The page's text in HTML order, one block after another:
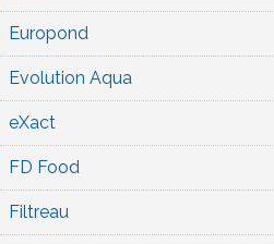
Europond
Evolution Aqua
eXact
FD Food
Filtreau